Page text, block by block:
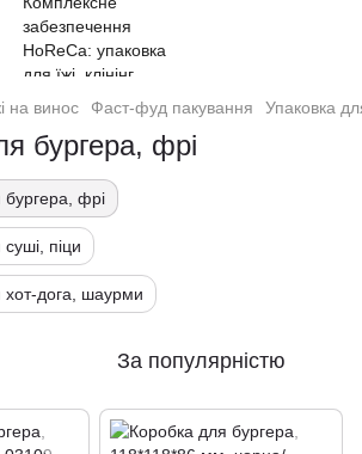
на винос Фаст-фуд пакування Упаковка
бургера, фрі
бургера, фрі
піци
хот-дога, шаурми
За популярністю